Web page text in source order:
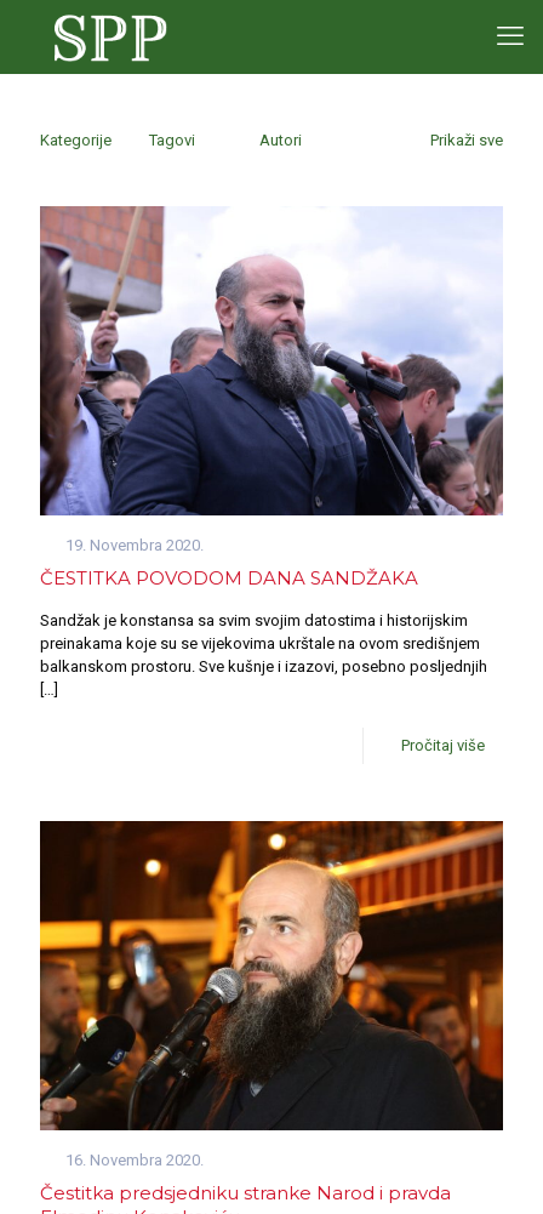
Kategorije Tagovi Autori Prikaži sve
19. Novembra 2020.
ČESTITKA POVODOM DANA SANDŽAKA
Sandžak je konstansa sa svim svojim datostima i historijskim
preinakama koje su se vijekovima ukrštale na ovom središnjem
balkanskom prostoru. Sve kušnje i izazovi, posebno posljednjih
[…]
Pročitaj više
16. Novembra 2020.
Čestitka predsjedniku stranke Narod i pravda